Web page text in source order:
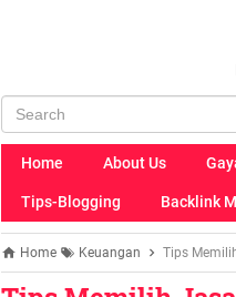
Home About Us
Tips-Blogging Backlink
Home Keuangan Tips